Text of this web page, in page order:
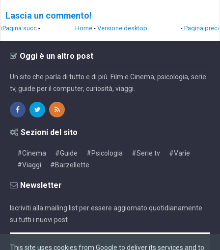
Lascia un commento!
‹Pagina succ - - Pagina prec›
Home - Versione desktop
Oggi è un altro post
Un sito che parla di tutto e di più. Film e Cinema, psicologia, serie
tv, guide per il computer, curiosità, viaggi.
Sezioni del sito
#Cinema #Guide #Psicologia #Serie tv
#Varie
#Viaggi
#Barzellette
Newsletter
Iscriviti alla mailing list per essere aggiornato quotidianamente
su tutti i nuovi post
This site uses cookies from Google to deliver its services and to